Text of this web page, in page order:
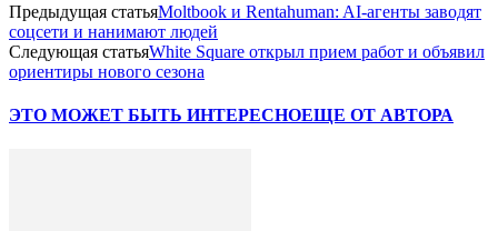
Предыдущая статьяMoltbook и Rentahuman: AI-агенты заводят
соцсети и нанимают людей
Следующая статьяWhite Square открыл прием работ и объявил
ориентиры нового сезона
ЭТО МОЖЕТ БЫТЬ ИНТЕРЕСНОЕЩЕ ОТ АВТОРА